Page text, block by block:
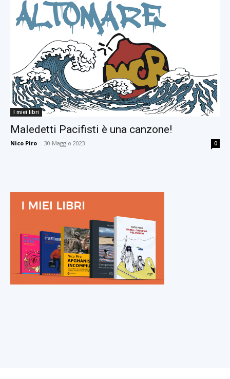
I miei libri
Maledetti Pacifisti è una canzone!
Nico Piro - 30 Maggio 2023 0